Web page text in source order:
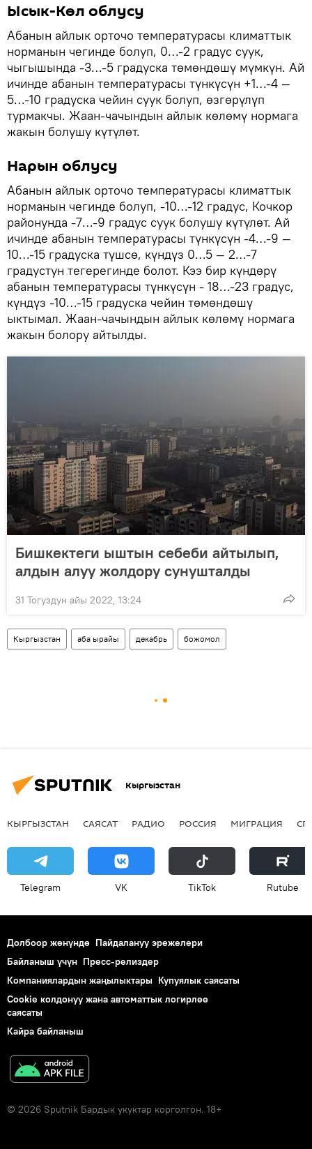
Ысык-Көл облусу
Абанын айлык орточо температурасы климаттык
норманын чегинде болуп, 0…-2 градус суук,
чыгышында -3…-5 градуска төмөндөшү мүмкүн. Ай
ичинде абанын температурасы түнкүсүн +1…-4 —
5…-10 градуска чейин суук болуп, өзгөрүлүп
турмакчы. Жаан-чачындын айлык көлөмү нормага
жакын болушу күтүлөт.
Нарын облусу
Абанын айлык орточо температурасы климаттык
норманын чегинде болуп, -10…-12 градус, Кочкор
районунда -7…-9 градус суук болушу күтүлөт. Ай
ичинде абанын температурасы түнкүсүн -4…-9 —
10…-15 градуска түшсө, күндүз 0…5 — 2…-7
градустун тегерегинде болот. Кээ бир күндөрү
абанын температурасы түнкүсүн - 18…-23 градус,
күндүз -10…-15 градуска чейин төмөндөшү
ыктымал. Жаан-чачындын айлык көлөмү нормага
жакын болору айтылды.
Бишкектеги ыштын себеби айтылып,
алдын алуу жолдору сунушталды
31 Тогуздун айы 2022, 13:24
Кыргызстан аба ырайы декабрь божомол
Кыргызстан
КЫРГЫЗСТАН САЯСАТ РАДИО РОССИЯ МИГРАЦИЯ
Telegram VK ТikТоk Rutube
Долбоор жөнүндө Пайдалануу эрежелери
Байланыш үчүн Пресс-релиздер
Компаниялардын жаңылыктары Купуялык саясаты
Cookie колдонуу жана автоматтык логирлөө
саясаты
Кайра байланыш
© 2026 Sputnik Бардык укуктар корголгон. 18+